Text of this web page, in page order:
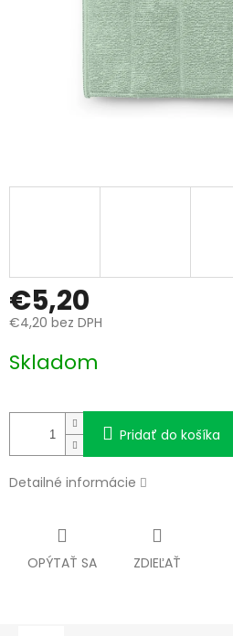
€5,20
€4,20 bez DPH
cena:
Skladom
Pridať do košíka
Detailné informácie
OPÝTAŤ SA ZDIEĽAŤ